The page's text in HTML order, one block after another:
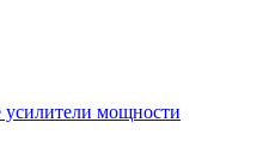
мощности